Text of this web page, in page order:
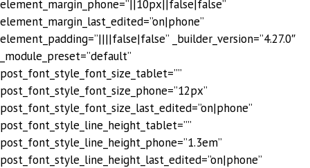
element_margin_phone=”||10px||false|false”
element_margin_last_edited=”on|phone”
element_padding=”||||false|false” _builder_version=”4.27.0″
_module_preset=”default”
post_font_style_font_size_tablet=””
post_font_style_font_size_phone=”12px”
post_font_style_font_size_last_edited=”on|phone”
post_font_style_line_height_tablet=””
post_font_style_line_height_phone=”1.3em”
post_font_style_line_height_last_edited=”on|phone”